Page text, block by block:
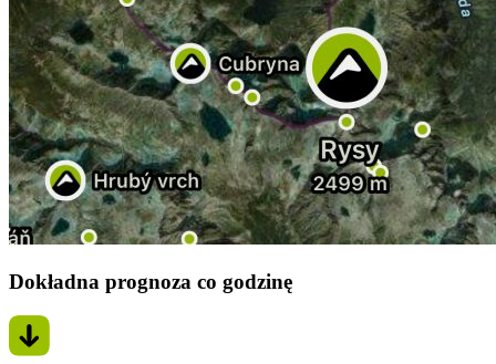
Dokładna prognoza co godzinę